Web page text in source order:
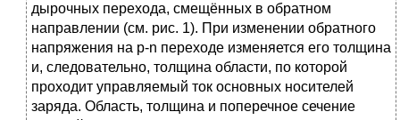
дырочных перехода, смещённых в обратном
направлении (см. рис. 1). При изменении обратного
напряжения на p-n переходе изменяется его толщина
и, следовательно, толщина области, по которой
проходит управляемый ток основных носителей
заряда. Область, толщина и поперечное сечение